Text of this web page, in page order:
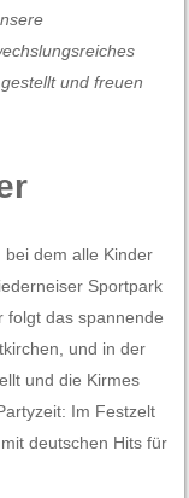
und freuen
bei dem alle Kinder
Sportpark
folgt das spannende
und in der
und die Kirmes
Im Festzelt
deutschen Hits für